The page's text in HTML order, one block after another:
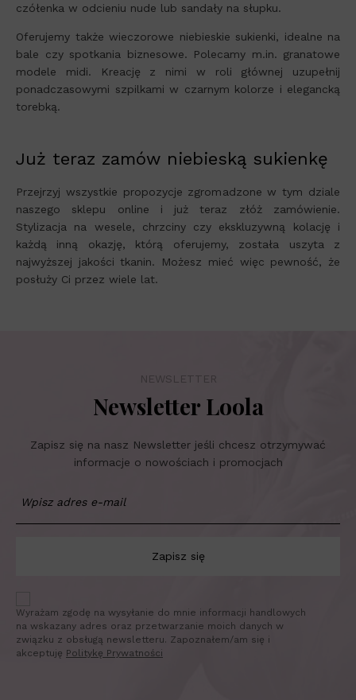
czółenka w odcieniu nude lub sandały na słupku.
Oferujemy także wieczorowe niebieskie sukienki, idealne na
bale czy spotkania biznesowe. Polecamy m.in. granatowe
modele midi. Kreację z nimi w roli głównej uzupełnij
ponadczasowymi szpilkami w czarnym kolorze i elegancką
torebką.
Już teraz zamów niebieską sukienkę
Przejrzyj wszystkie propozycje zgromadzone w tym dziale
naszego sklepu online i już teraz złóż zamówienie.
Stylizacja na wesele, chrzciny czy ekskluzywną kolację i
każdą inną okazję, którą oferujemy, została uszyta z
najwyższej jakości tkanin. Możesz mieć więc pewność, że
posłuży Ci przez wiele lat.
NEWSLETTER
Newsletter Loola
Zapisz się na nasz Newsletter jeśli chcesz otrzymywać
informacje o nowościach i promocjach
Zapisz się
Wyrażam zgodę na wysyłanie do mnie informacji handlowych
na wskazany adres oraz przetwarzanie moich danych w
związku z obsługą newsletteru. Zapoznałem/am się i
akceptuję Politykę Prywatności